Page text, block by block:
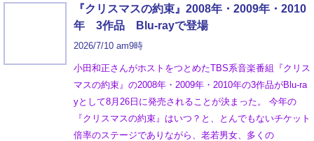
『クリスマスの約束』2008年・2009年・2010
年 3作品 Blu-rayで登場
2026/7/10 am9時
小田和正さんがホストをつとめたTBS系音楽番組『クリス
マスの約束』の2008年・2009年・2010年の3作品がBlu-ra
yとして8月26日に発売されることが決まった。 今年の
『クリスマスの約束』はいつ？と、とんでもないチケット
倍率のステージでありながら、老若男女、多くの